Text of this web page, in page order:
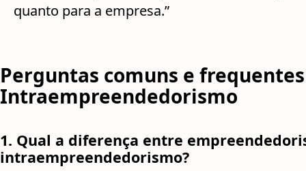
quanto para a empresa.”
Perguntas comuns e
Intraempreendedorismo
1. Qual a diferença entre
intraempreendedorismo?